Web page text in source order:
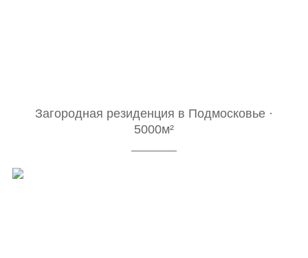
Загородная резиденция в Подмосковье ·
5000м²